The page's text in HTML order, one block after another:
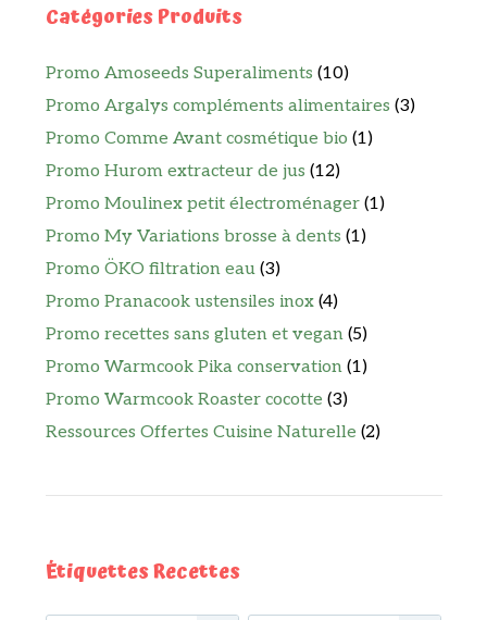
Catégories Produits
Promo Amoseeds Superaliments (10)
Promo Argalys compléments alimentaires (3)
Promo Comme Avant cosmétique bio (1)
Promo Hurom extracteur de jus (12)
Promo Moulinex petit électroménager (1)
Promo My Variations brosse à dents (1)
Promo ÖKO filtration eau (3)
Promo Pranacook ustensiles inox (4)
Promo recettes sans gluten et vegan (5)
Promo Warmcook Pika conservation (1)
Promo Warmcook Roaster cocotte (3)
Ressources Offertes Cuisine Naturelle (2)
Étiquettes Recettes